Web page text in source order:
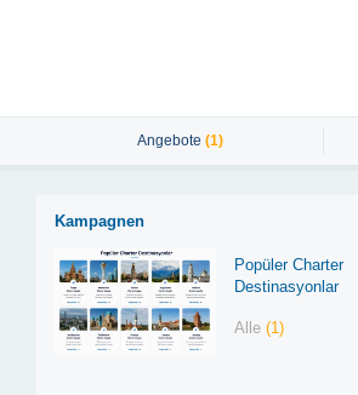
Angebote (1)
Kampagnen
Popüler Charter
Destinasyonlar
Alle(1)